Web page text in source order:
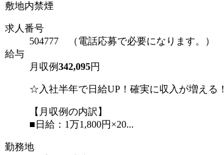
敷地内禁煙
求人番号
504777 （電話応募で必要になります。）
給与
月収例342,095円
☆入社半年で日給UP！確実に収入が増える！
【月収例の内訳】
■日給：1万1,800円×20...
勤務地